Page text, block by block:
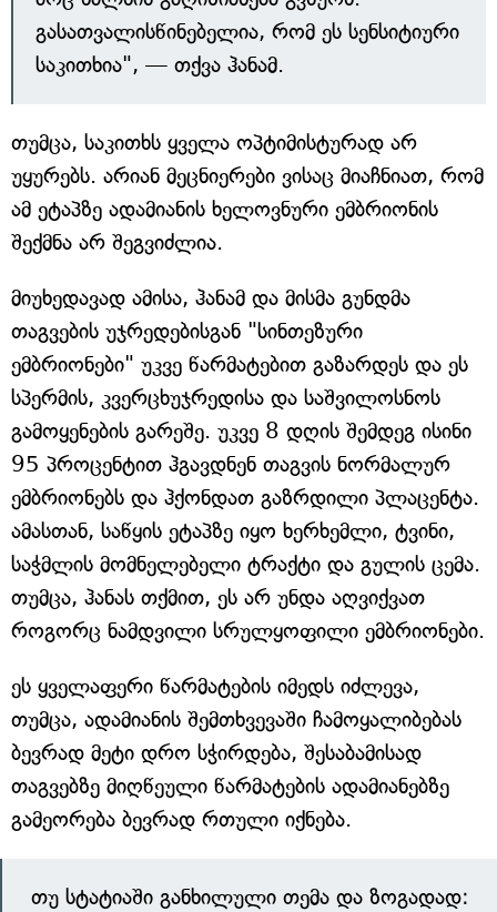
გასათვალისწინებელია, რომ ეს სენსიტიური
საკითხია", — თქვა ჰანამ.
თუმცა, საკითხს ყველა ოპტიმისტურად არ
უყურებს. არიან მეცნიერები ვისაც მიაჩნიათ, რომ
ამ ეტაპზე ადამიანის ხელოვნური ემბრიონის
შექმნა არ შეგვიძლია.
მიუხედავად ამისა, ჰანამ და მისმა გუნდმა
თაგვების უჯრედებისგან "სინთეზური
ემბრიონები" უკვე წარმატებით გაზარდეს და ეს
სპერმის, კვერცხუჯრედისა და საშვილოსნოს
გამოყენების გარეშე. უკვე 8 დღის შემდეგ ისინი
95 პროცენტით ჰგავდნენ თაგვის ნორმალურ
ემბრიონებს და ჰქონდათ გაზრდილი პლაცენტა.
ამასთან, საწყის ეტაპზე იყო ხერხემლი, ტვინი,
საჭმლის მომნელებელი ტრაქტი და გულის ცემა.
თუმცა, ჰანას თქმით, ეს არ უნდა აღვიქვათ
როგორც ნამდვილი სრულყოფილი ემბრიონები.
ეს ყველაფერი წარმატების იმედს იძლევა,
თუმცა, ადამიანის შემთხვევაში ჩამოყალიბებას
ბევრად მეტი დრო სჭირდება, შესაბამისად
თაგვებზე მიღწეული წარმატების ადამიანებზე
გამეორება ბევრად რთული იქნება.
თუ სტატიაში განხილული თემა და ზოგადად: